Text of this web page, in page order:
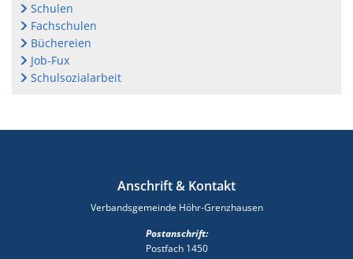
Schulen
Fachschulen
Büchereien
Job-Fux
Schulsozialarbeit
Anschrift & Kontakt
Verbandsgemeinde Höhr-Grenzhausen
Postanschrift:
Postfach 1450